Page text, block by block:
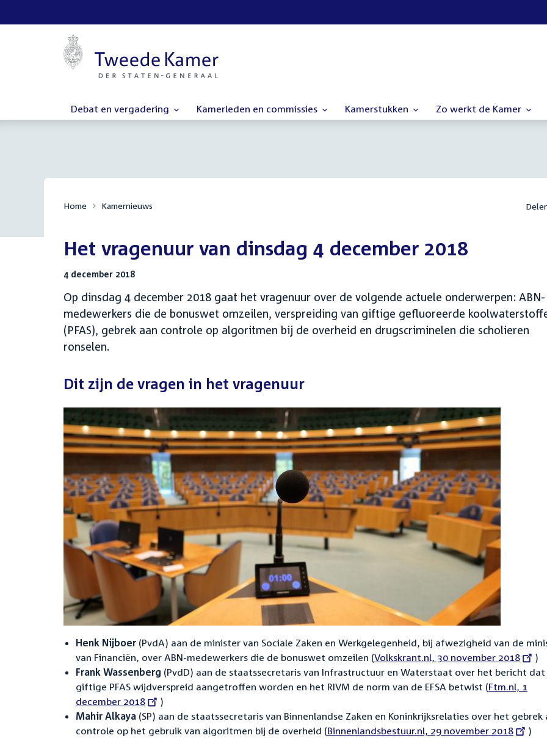
Debat en vergadering Kamerleden en commissies Kamerstukken Zo werkt de Kamer
Home Kamernieuws
Het vragenuur van dinsdag 4 december 2018
4 december 2018
Op dinsdag 4 december 2018 gaat het vragenuur over de volgende actuele onderwerpen: ABN-
medewerkers die de bonuswet omzeilen, verspreiding van giftige gefluoreerde
(PFAS), gebrek aan controle op algoritmen bij de overheid en drugscriminelen die scholieren
ronselen.
Dit zijn de vragen in het vragenuur
Henk Nijboer (PvdA) aan de minister van Sociale Zaken en Werkgelegenheid, bij afwezigheid van de
van Financiën, over ABN-medewerkers die de bonuswet omzeilen (External
link:
Volkskrant.nl, 30 november 2018
)
Frank Wassenberg (PvdD) aan de staatssecretaris van Infrastructuur en Waterstaat over het bericht dat
giftige PFAS wijdverspreid aangetroffen worden en het RIVM de norm van de EFSA betwist (External
Ftm.nl, 1
december 2018
)
Mahir Alkaya (SP) aan de staatssecretaris van Binnenlandse Zaken en Koninkrijksrelaties over het gebrek
controle op het gebruik van algoritmen bij de overheid (External
Binnenlandsbestuur.nl, 29 november 2018
)